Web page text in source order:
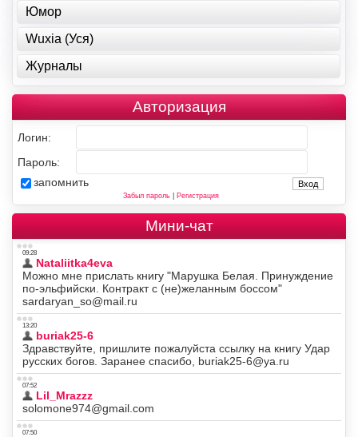
Юмор
Wuxia (Уся)
Журналы
Авторизация
Логин:
Пароль:
запомнить
Забыл пароль| Регистрация
Мини-чат